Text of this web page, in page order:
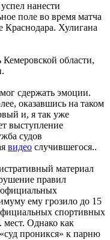
нанести
поле во время матча
Краснодара. Хулигана
области,
сдержать эмоции.
оказавшись на таком
и, я так уже
выступление
судов
видео случившегося..
материал
правил
официальных
ему грозило до 15
спортивных
мест. Однако как
проникся» к парню